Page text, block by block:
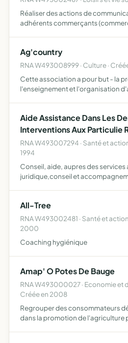
Réaliser des actions de
adhérents commerçants
adhérents ré…
Ag'country
RNA W493008999 · Culture ·
Cette association a pour but - la
l'enseignement et l'organisation
Aide Assistance Dans Les
Interventions Aux Particulie
RNA W493007294 · Santé et
1994
Conseil, aide, aupres des
juridique,conseil et
All-Tree
RNA W493002481 · Santé et
2000
Coaching hygiénique
Amap' O Potes De Bauge
RNA W493000027 · Economie et
Créée en 2008
Regrouper des consommateurs
dans la promotion de l'agriculture